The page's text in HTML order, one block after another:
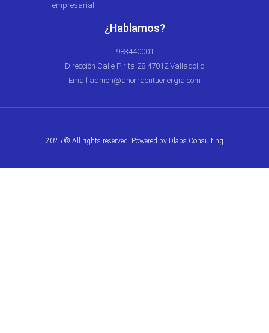
empresarial
¿Hablamos?
983440001
Dirección Calle Pirita 28 47012 Valladolid
Email admon@ahorraentuenergia.com
2025 © All rights reserved. Powered by Dlabs.Consulting